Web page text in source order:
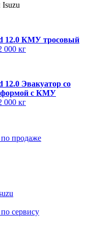
12.0 КМУ тросовый
000 кг
Эвакуатор со
с КМУ
000 кг
продаже
сервису